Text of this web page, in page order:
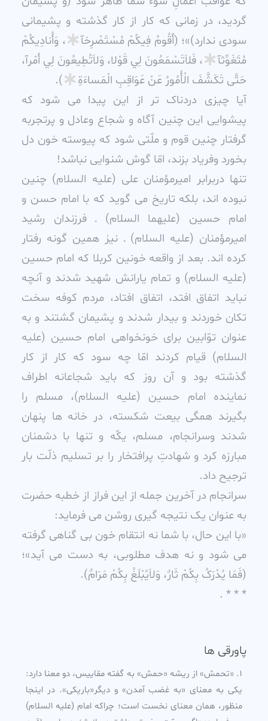
گرديد، در زمانى که کار از کار گذشته و پشيمانى
سودى ندارد)»؛ (أَقُومُ فِيکُمْ مُسْتَصْرِخآ
، وَأُنادِيکُمْ
مُتَغَوِّثآ
، فَلاَتَسْمَعُونَ لِي قَوْلا، وَلاَتُطِيعُونَ لِي أَمْرآ،
حَتَّى تَکَشَّفَ الْأُمُورُ عَنْ عَوَاقِبِ الْمَساءَةِ
).
آيا چيزى دردناک تر از اين پيدا مى شود که
پيشوايى اين چنين آگاه و شجاع وعادل و پرتجربه
گرفتار چنين قوم و ملّتى شود که پيوسته خون دل
بخورد وفرياد بزند، امّا گوش شنوايى نباشد!
تنها دربرابر اميرمؤمنان على (عليه السلام) چنين
نبوده اند، بلکه تاريخ مى گويد که با امام حسن و
امام حسين (عليهما السلام) ـ فرزندان رشيد
اميرمؤمنان (عليه السلام) ـ نيز همين گونه رفتار
کرده اند. بعد از واقعه خونين کربلا که امام حسين
(عليه السلام) و تمام يارانش شهيد شدند و آنچه
نبايد اتفاق افتد، اتفاق افتاد، مردم کوفه سخت
تکان خوردند و بيدار شدند و پشيمان گشتند و به
عنوان توّابين براى خونخواهى امام حسين (عليه
السلام) قيام کردند امّا چه سود که کار از کار
گذشته بود و آن روز که بايد شجاعانه اطراف
نماينده امام حسين (عليه السلام)، مسلم را
بگيرند همگى بيعت شکسته، در خانه ها پنهان
شدند وسرانجام، مسلم، يکّه و تنها با دشمنان
مبارزه کرد و شهادتِ پرافتخار را بر تسليم ذلّت بار
ترجيح داد.
سرانجام در آخرين جمله از اين فراز از خطبه حضرت
به عنوان يک نتيجه گيرى روشن مى فرمايد:
«با اين حال، با شما نه انتقام خون بى گناهى گرفته
مى شود و نه هدف مطلوبى، به دست مى آيد»؛
(فَمَا يُدْرَکُ بِکُمْ ثَارٌ، وَلاَيُبْلَغُ بِکُمْ مَرَامٌ).
* * * .
پاورقی ها
«تحمش» از ريشه «حمش» به گفته مقاييس، دو معنا دارد:
يکى به معناى «به غضب آمدن» و ديگر«باريکى». در اينجا
منظور، همان معناى نخست است؛ چراکه امام (عليه السلام)